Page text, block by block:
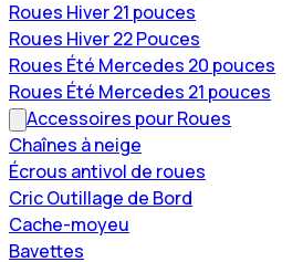
Roues Hiver 21 pouces
Roues Hiver 22 Pouces
Roues Été Mercedes 20 pouces
Roues Été Mercedes 21 pouces
Accessoires pour Roues
Chaînes à neige
Écrous antivol de roues
Cric Outillage de Bord
Cache-moyeu
Bavettes